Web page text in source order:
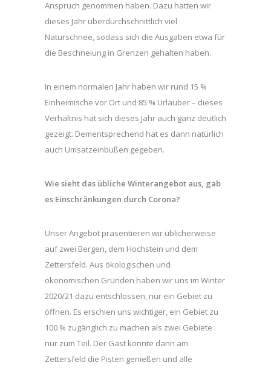
Anspruch genommen haben. Dazu hatten wir
dieses Jahr überdurchschnittlich viel
Naturschnee, sodass sich die Ausgaben etwa für
die Beschneiung in Grenzen gehalten haben.
In einem normalen Jahr haben wir rund 15 %
Einheimische vor Ort und 85 % Urlauber – dieses
Verhältnis hat sich dieses Jahr auch ganz deutlich
gezeigt. Dementsprechend hat es dann natürlich
auch Umsatzeinbußen gegeben.
Wie sieht das übliche Winterangebot aus, gab
es Einschränkungen durch Corona?
Unser Angebot präsentieren wir üblicherweise
auf zwei Bergen, dem Hochstein und dem
Zettersfeld. Aus ökologischen und
ökonomischen Gründen haben wir uns im Winter
2020/21 dazu entschlossen, nur ein Gebiet zu
öffnen. Es erschien uns wichtiger, ein Gebiet zu
100 % zugänglich zu machen als zwei Gebiete
nur zum Teil. Der Gast konnte dann am
Zettersfeld die Pisten genießen und alle